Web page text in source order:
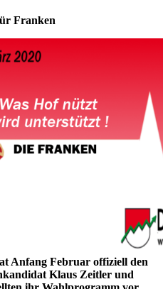
Franken
Anfang Februar offiziell den
Klaus Zeitler und